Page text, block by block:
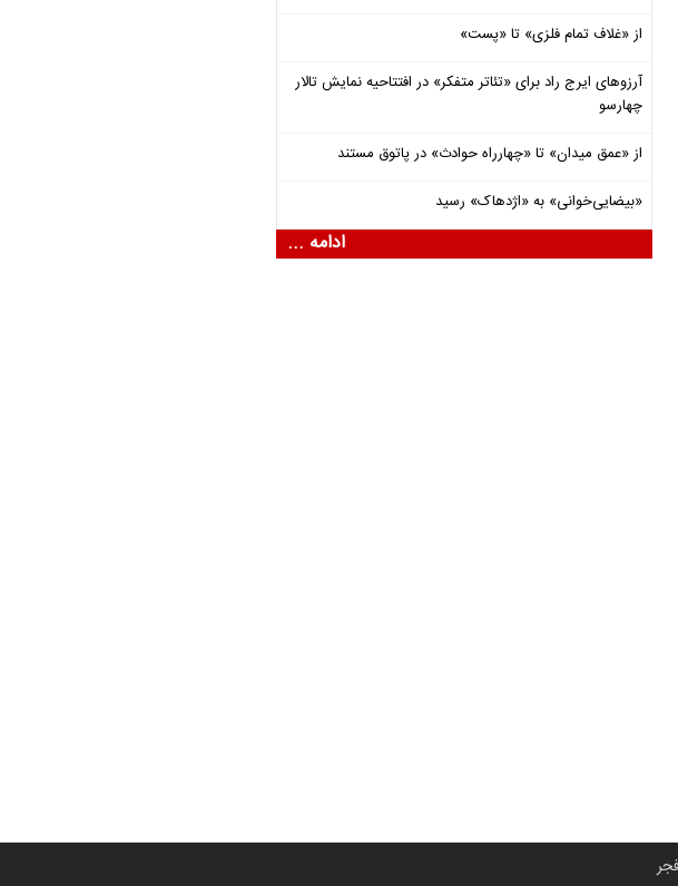
از «غلاف تمام فلزی» تا «پست»
آرزوهای ایرج راد برای «تئاتر متفکر» در افتتاحیه نمایش تالار
چهارسو
از «عمق میدان» تا «چهارراه حوادث» در پاتوق مستند
«بیضایی‌خوانی» به «اژدهاک» رسید
ادامه ...